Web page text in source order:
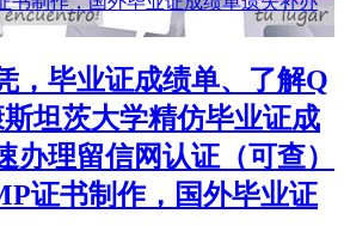
，毕业证成绩单、了解Q
斯坦茨大学精仿毕业证成
办理留信网认证（可查）
证书制作，国外毕业证